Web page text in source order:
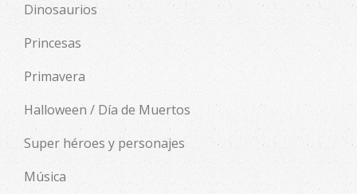
Dinosaurios
Princesas
Primavera
Halloween / Día de Muertos
Super héroes y personajes
Música